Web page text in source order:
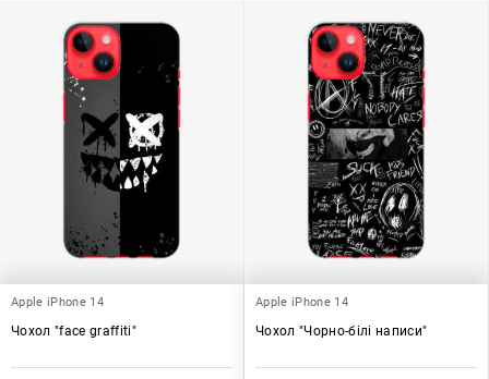
Apple iPhone 14
Чохол "face graffiti"
Apple iPhone 14
Чохол "Чорно-білі написи"